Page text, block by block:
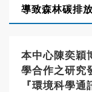
導致森林碳排放
本中心陳奕穎
學合作之研究
『環境科學